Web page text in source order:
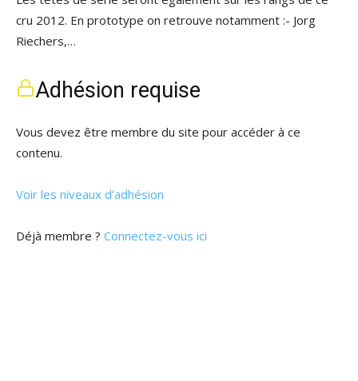
cru 2012. En prototype on retrouve notamment :- Jorg
Riechers,…
Adhésion requise
Vous devez être membre du site pour accéder à ce
contenu.
Voir les niveaux d’adhésion
Déjà membre ? Connectez-vous ici